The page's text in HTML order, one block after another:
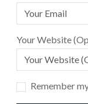
Your Website
Remember